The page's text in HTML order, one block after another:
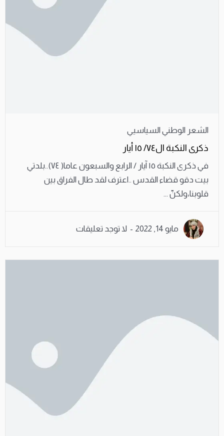
الشعر الوطني السياسيي
ذكرى النكبة ال٧٤/ ١٥ أيار
في ذكرى النكبة ١٥ آيار / الرابع والسبعون عاما( ٧٤)..بلدتي
بيت دقو قضاء القدس ..اعترف لقد طال الفراق بين
قلوبنا،ولكنّ ...
مايو 14, 2022 لا توجد تعليقات